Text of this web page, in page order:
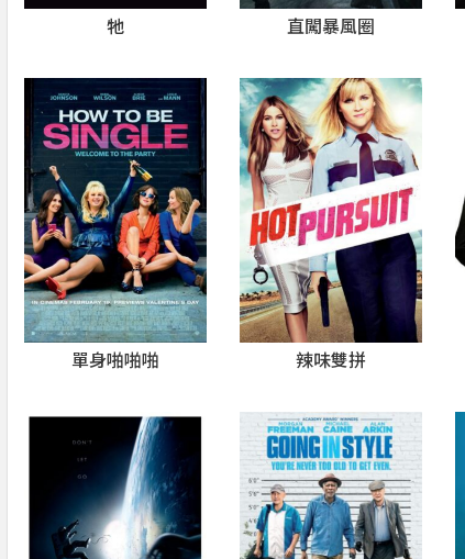
牠 直闖暴風圈
單身啪啪啪 辣味雙拼